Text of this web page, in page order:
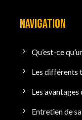
NAVIGATION
Qu’est-ce
Les différents
Les avantages
Entretien de